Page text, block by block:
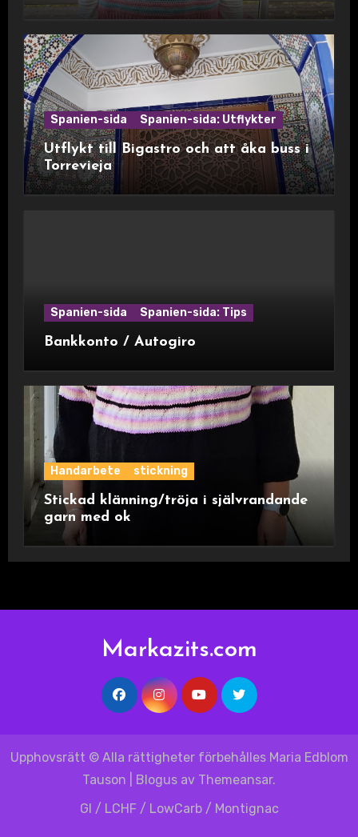
Spanien-sida Spanien-sida: Utflykter
Utflykt till Bigastro och att åka buss i
Torrevieja
Spanien-sida Spanien-sida: Tips
Bankkonto / Autogiro
Handarbete stickning
Stickad klänning/tröja i självrandande
garn med ok
Markazits.com
Upphovsrätt © Alla rättigheter förbehålles Maria Edblom
Tauson
Blogus av Themeansar.
GI / LCHF / LowCarb / Montignac